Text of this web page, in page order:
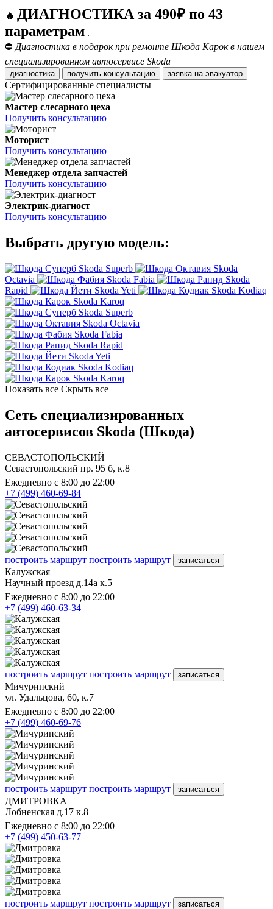
🔥 ДИАГНОСТИКА за 490₽ по 43
параметрам .
⛔ Диагностика в подарок при ремонте Шкода Карок в нашем
специализированном автосервисе Skoda
диагностика получить консультацию заявка на эвакуатор
Сертифицированные специалисты
Мастер слесарного цеха
Получить консультацию
Моторист
Получить консультацию
Менеджер отдела запчастей
Получить консультацию
Электрик-диагност
Получить консультацию
Выбрать другую модель:
Skoda Superb
Skoda
Octavia
Skoda Fabia
Skoda
Rapid
Skoda Yeti
Skoda Kodiaq
Skoda Karoq
Skoda Superb
Skoda Octavia
Skoda Fabia
Skoda Rapid
Skoda Yeti
Skoda Kodiaq
Skoda Karoq
Показать все Скрыть все
Сеть специализированных
автосервисов Skoda (Шкода)
СЕВАСТОПОЛЬСКИЙ
Севастопольский пр. 95 б, к.8
Ежедневно с 8:00 до 22:00
+7 (499) 460-69-84
построить маршрут построить маршрут записаться
Калужская
Научный проезд д.14а к.5
Ежедневно с 8:00 до 22:00
+7 (499) 460-63-34
построить маршрут построить маршрут записаться
Мичуринский
ул. Удальцова, 60, к.7
Ежедневно с 8:00 до 22:00
+7 (499) 460-69-76
построить маршрут построить маршрут записаться
ДМИТРОВКА
Лобненская д.17 к.8
Ежедневно с 8:00 до 22:00
+7 (499) 450-63-77
построить маршрут построить маршрут записаться